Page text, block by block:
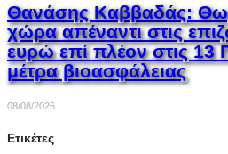
Θανάσης Καββαδάς:
χώρα απέναντι στις
ευρώ επί πλέον στις 13
μέτρα βιοασφάλειας
08/08/2026
Ετικέτες